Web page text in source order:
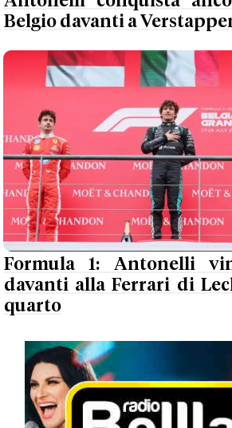
Belgio davanti a
Formula 1: Antonelli
davanti alla Ferrari di
quarto